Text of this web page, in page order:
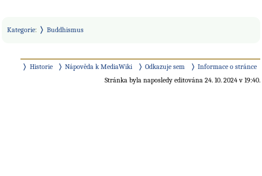
Kategorie: Buddhismus
Historie Nápověda k MediaWiki Odkazuje sem
Informace o stránce
Stránka byla naposledy editována 24. 10. 2024 v 19:40.